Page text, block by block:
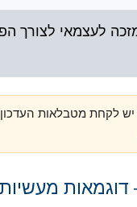
לעצמאי לצורך
– דוגמאות מעשיות